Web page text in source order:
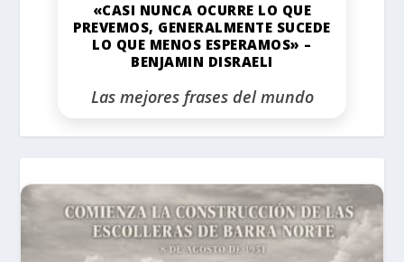
«CASI NUNCA OCURRE LO QUE
PREVEMOS, GENERALMENTE SUCEDE
LO QUE MENOS ESPERAMOS» –
BENJAMIN DISRAELI
Las mejores frases del mundo